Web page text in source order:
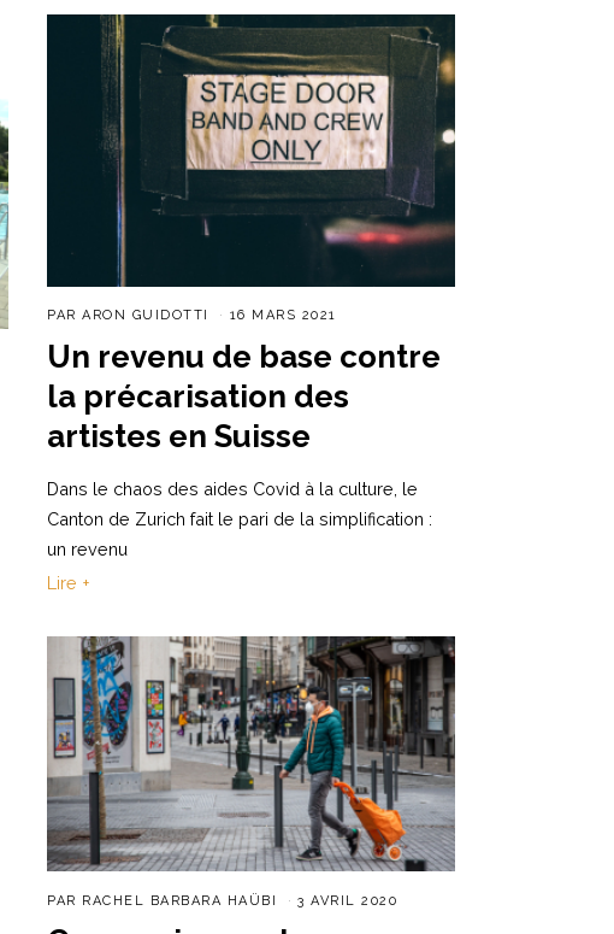
PARARON GUIDOTTI 16 MARS 2021
Un revenu de base contre
la précarisation des
artistes en Suisse
Dans le chaos des aides Covid à la culture, le
Canton de Zurich fait le pari de la simplification :
un revenu
Lire +
PAR RACHEL BARBARA HAÜBI 3 AVRIL 2020